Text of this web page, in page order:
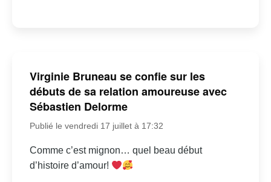
Virginie Bruneau se confie sur les
débuts de sa relation amoureuse avec
Sébastien Delorme
Publié le vendredi 17 juillet à 17:32
Comme c’est mignon… quel beau début
d’histoire d’amour!